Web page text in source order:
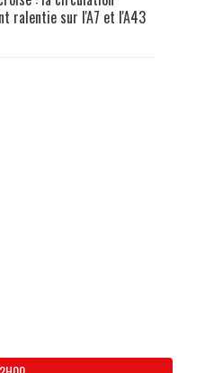
ralentie sur l'A7 et l'A43